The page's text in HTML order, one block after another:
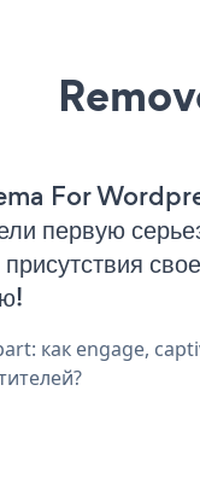
For
первую
как engage,